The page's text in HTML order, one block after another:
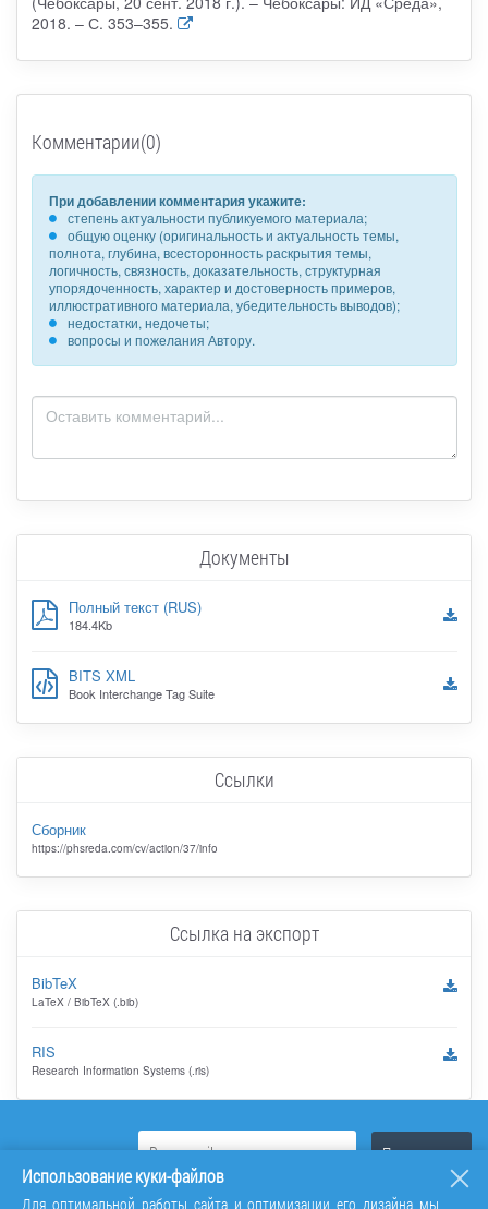
2018. – С. 353–355.
Комментарии(0)
При добавлении комментария укажите:
степень актуальности публикуемого материала;
общую оценку (оригинальность и актуальность темы,
полнота, глубина, всесторонность раскрытия темы,
логичность, связность, доказательность, структурная
упорядоченность, характер и достоверность примеров,
иллюстративного материала, убедительность выводов);
недостатки, недочеты;
вопросы и пожелания Автору.
Документы
Полный текст (RUS)
184.4Kb
BITS XML
Book Interchange Tag Suite
Ссылки
Сборник
https://phsreda.com/cv/action/37/info
Ссылка на экспорт
BibTeX
LaTeX / BibTeX (.bib)
RIS
Research Information Systems (.ris)
Использование куки-файлов
Для оптимальной работы сайта и оптимизации его дизайна мы